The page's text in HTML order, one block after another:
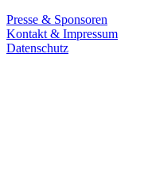
Presse & Sponsoren
Kontakt & Impressum
Datenschutz